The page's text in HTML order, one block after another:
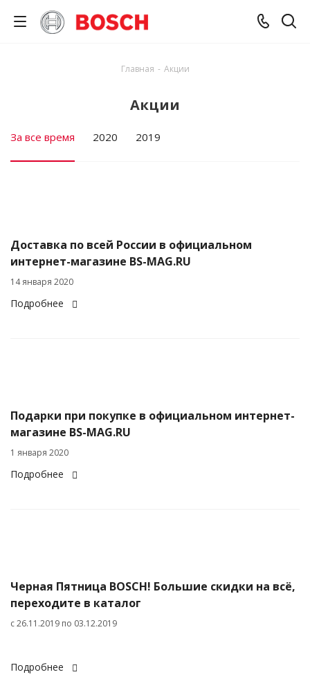
Главная - Акции
Акции
За все время 2020 2019
Доставка по всей России в официальном
интернет-магазине BS-MAG.RU
14 января 2020
Подробнее
Подарки при покупке в официальном интернет-
магазине BS-MAG.RU
1 января 2020
Подробнее
Черная Пятница BOSCH! Большие скидки на всё,
переходите в каталог
c 26.11.2019 по 03.12.2019
Подробнее